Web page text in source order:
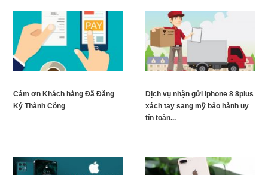
Cám ơn Khách hàng Đã Đăng
Ký Thành Công
Dịch vụ nhận gửi iphone 8 8plus
xách tay sang mỹ bảo hành uy
tín toàn...